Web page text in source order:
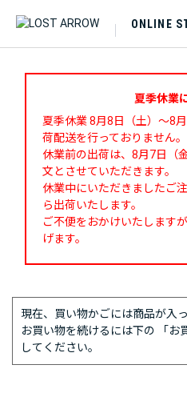
ONLINE
夏季休業
夏季休業 8月8日（土）～8
荷配送を行っておりません。
休業前の出荷は、8月7日（
文とさせていただきます。
休業中にいただきましたご
ら出荷いたします。
ご不便をおかけいたします
げます。
現在、買い物かごには商品が入
お買い物を続けるには下の 「お
してください。